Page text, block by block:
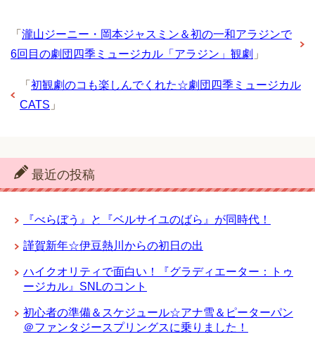
「 瀧山ジーニー・岡本ジャスミン＆初の一和アラジンで
6回目の劇団四季ミュージカル「アラジン」観劇 」
「 初観劇のコも楽しんでくれた☆劇団四季ミュージカル
CATS 」
最近の投稿
『べらぼう』と『ベルサイユのばら』が同時代！
謹賀新年☆伊豆熱川からの初日の出
ハイクオリティで面白い！『グラディエーター：トゥ
ージカル』SNLのコント
初心者の準備＆スケジュール☆アナ雪＆ピーターパン
＠ファンタジースプリングスに乗りました！